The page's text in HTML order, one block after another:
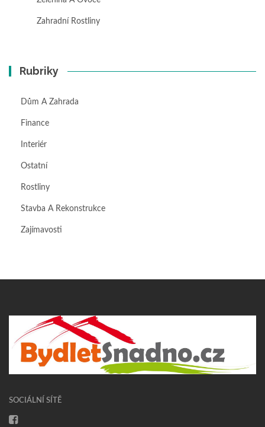
Zahradní Rostliny
Rubriky
Dům A Zahrada
Finance
Interiér
Ostatní
Rostliny
Stavba A Rekonstrukce
Zajímavosti
SOCIÁLNÍ SÍTĚ